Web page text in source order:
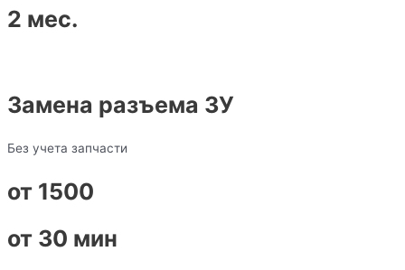
2 мес.
Замена разъема ЗУ
Без учета запчасти
от 1500
от 30 мин